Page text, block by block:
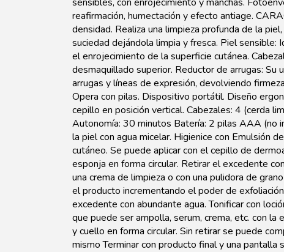
reafirmación, humectación y efecto antiage.
densidad. Realiza una limpieza profunda de la
suciedad dejándola limpia y fresca. Piel
el enrojecimiento de la superficie cutánea.
desmaquillado superior. Reductor de arrugas:
arrugas y líneas de expresión, devolviendo
Opera con pilas. Dispositivo portátil. Diseño
cepillo en posición vertical. Cabezales: 4 (cerda
Autonomía: 30 minutos Batería: 2 pilas AAA (no
la piel con agua micelar. Higienice con Emulsión
cutáneo. Se puede aplicar con el cepillo de
esponja en forma circular. Retirar el excedente
una crema de limpieza o con una pulidora de
el producto incrementando el poder de
excedente con abundante agua. Tonificar con
que puede ser ampolla, serum, crema, etc. con
y cuello en forma circular. Sin retirar se puede
mismo Terminar con producto final y una pantalla